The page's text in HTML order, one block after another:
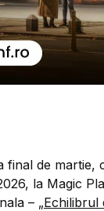
final de martie,
la Magic
– „Echilibrul